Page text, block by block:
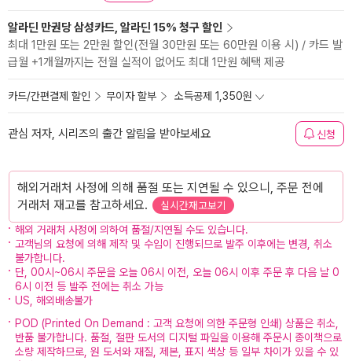
알라딘 만권당 삼성카드, 알라딘 15% 청구 할인
최대 1만원 또는 2만원 할인(전월 30만원 또는 60만원 이용 시) / 카드 발
급월 +1개월까지는 전월 실적이 없어도 최대 1만원 혜택 제공
카드/간편결제 할인 무이자 할부 소득공제 1,350원
관심 저자, 시리즈의 출간 알림을 받아보세요 신청
해외거래처 사정에 의해 품절 또는 지연될 수 있으니, 주문 전에
거래처 재고를 참고하세요.
실시간재고보기
해외 거래처 사정에 의하여 품절/지연될 수도 있습니다.
고객님의 요청에 의해 제작 및 수입이 진행되므로 발주 이후에는 변경, 취소
불가합니다.
단, 00시~06시 주문을 오늘 06시 이전, 오늘 06시 이후 주문 후 다음 날 0
6시 이전 등 발주 전에는 취소 가능
US, 해외배송불가
POD (Printed On Demand : 고객 요청에 의한 주문형 인쇄) 상품은 취소,
반품 불가합니다. 품절, 절판 도서의 디지털 파일을 이용해 주문시 종이책으로
소량 제작하므로, 원 도서와 재질, 제본, 표지 색상 등 일부 차이가 있을 수 있